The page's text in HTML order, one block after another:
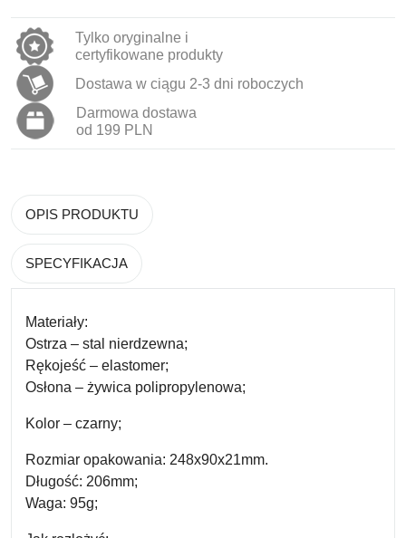
Tylko oryginalne i
certyfikowane produkty
Dostawa w ciągu 2-3 dni roboczych
Darmowa dostawa
od 199 PLN
OPIS PRODUKTU
SPECYFIKACJA
Materiały:
Ostrza – stal nierdzewna;
Rękojeść – elastomer;
Osłona – żywica polipropylenowa;
Kolor – czarny;
Rozmiar opakowania: 248x90x21mm.
Długość: 206mm;
Waga: 95g;